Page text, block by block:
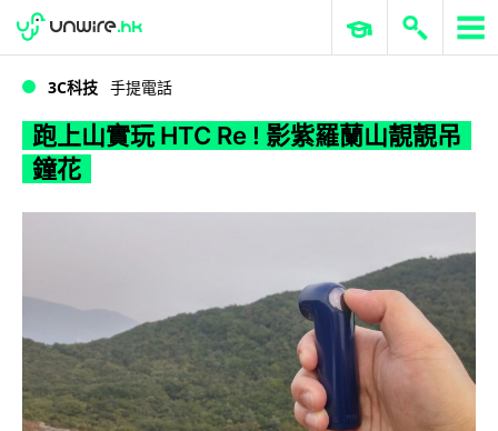
跑上山實玩 HTC Re ! 影紫羅蘭山靚靚吊鐘花
WWDC 2026 ERP 與商業 AI
3C科技 手提電話
跑上山實玩 HTC Re ! 影紫羅蘭山靚靚吊
鐘花